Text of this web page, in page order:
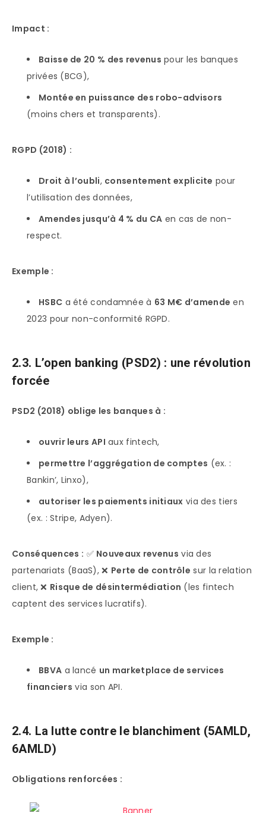
Impact :
Baisse de 20 % des revenus pour les banques
privées (BCG),
Montée en puissance des robo-advisors
(moins chers et transparents).
RGPD (2018) :
Droit à l’oubli, consentement explicite pour
l’utilisation des données,
Amendes jusqu’à 4 % du CA en cas de non-
respect.
Exemple :
HSBC a été condamnée à 63 M€ d’amende en
2023 pour non-conformité RGPD.
2.3. L’open banking (PSD2) : une révolution
forcée
PSD2 (2018) oblige les banques à :
ouvrir leurs API aux fintech,
permettre l’aggrégation de comptes (ex. :
Bankin’, Linxo),
autoriser les paiements initiaux via des tiers
(ex. : Stripe, Adyen).
Conséquences : ✅ Nouveaux revenus via des
partenariats (BaaS), ❌ Perte de contrôle sur la relation
client, ❌ Risque de désintermédiation (les fintech
captent des services lucratifs).
Exemple :
BBVA a lancé un marketplace de services
financiers via son API.
2.4. La lutte contre le blanchiment (5AMLD,
6AMLD)
Obligations renforcées :